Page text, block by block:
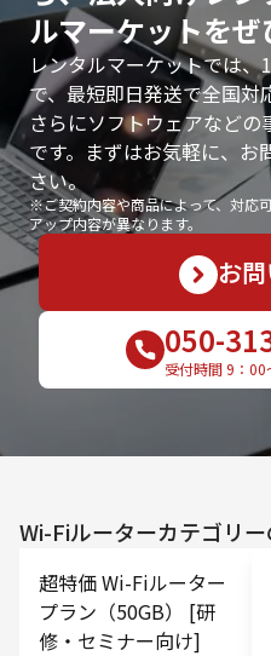
ルマーケットを
レンタルマーケットでは
で、最短即日発送で全国対
さらにソフトウェアなど
です。まずはお気軽に、お
さい。
※ご契約内容や商品によって、対応
アップ内容が異なります。
お
050-
受付時間 9：00
Wi-Fiルーターカテゴリ
超特価 Wi-Fiルーター
プラン（50GB） [研
修・セミナー向け]